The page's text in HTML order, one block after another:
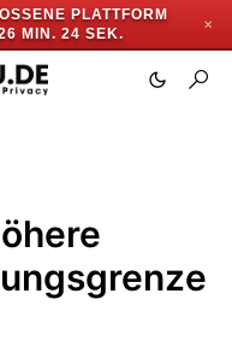
PLATTFORM
MIN. 24 SEK.
✕